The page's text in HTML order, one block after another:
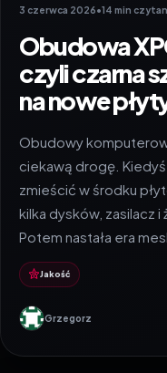
3 czerwca 2026•14 min
Obudowa
czyli czarna
na nowe
Obudowy
ciekawą drogę.
zmieścić w środku
kilka dysków, zasilacz i
Potem nastała era
Jakość
Grzegorz